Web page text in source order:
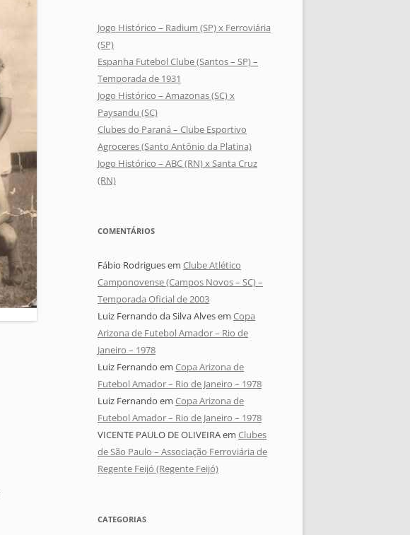
Jogo Histórico – Radium (SP) x Ferroviária
(SP)
Espanha Futebol Clube (Santos – SP) –
Temporada de 1931
Jogo Histórico – Amazonas (SC) x
Paysandu (SC)
Clubes do Paraná – Clube Esportivo
Agroceres (Santo Antônio da Platina)
Jogo Histórico – ABC (RN) x Santa Cruz
(RN)
COMENTÁRIOS
Fábio Rodriguesem Clube Atlético
Camponovense (Campos Novos – SC) –
Temporada Oficial de 2003
Luiz Fernando da Silva Alvesem Copa
Arizona de Futebol Amador – Rio de
Janeiro – 1978
Luiz Fernando em Copa Arizona de
Futebol Amador – Rio de Janeiro – 1978
Luiz Fernando em Copa Arizona de
Futebol Amador – Rio de Janeiro – 1978
VICENTE PAULO DE OLIVEIRAem Clubes
de São Paulo – Associação Ferroviária de
Regente Feijó (Regente Feijó)
CATEGORIAS